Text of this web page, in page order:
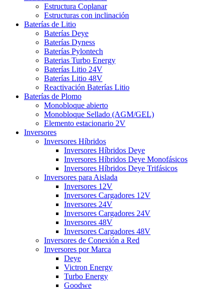
Estructura Coplanar
Estructuras con inclinación
Baterías de Litio
Baterías Deye
Baterías Dyness
Baterías Pylontech
Baterias Turbo Energy
Baterías Litio 24V
Baterías Litio 48V
Reactivación Baterías Litio
Baterías de Plomo
Monobloque abierto
Monobloque Sellado (AGM/GEL)
Elemento estacionario 2V
Inversores
Inversores Híbridos
Inversores Híbridos Deye
Inversores Híbridos Deye Monofásicos
Inversores Híbridos Deye Trifásicos
Inversores para Aislada
Inversores 12V
Inversores Cargadores 12V
Inversores 24V
Inversores Cargadores 24V
Inversores 48V
Inversores Cargadores 48V
Inversores de Conexión a Red
Inversores por Marca
Deye
Victron Energy
Turbo Energy
Goodwe